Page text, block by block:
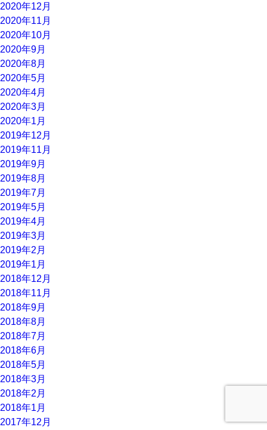
2020年12月
2020年11月
2020年10月
2020年9月
2020年8月
2020年5月
2020年4月
2020年3月
2020年1月
2019年12月
2019年11月
2019年9月
2019年8月
2019年7月
2019年5月
2019年4月
2019年3月
2019年2月
2019年1月
2018年12月
2018年11月
2018年9月
2018年8月
2018年7月
2018年6月
2018年5月
2018年3月
2018年2月
2018年1月
2017年12月